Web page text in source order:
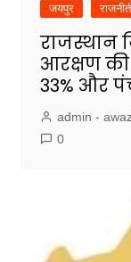
जयपुर
राजस्थान
आरक्षण
33% और
admin -
0